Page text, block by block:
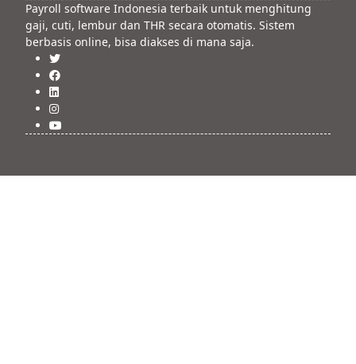
Payroll software Indonesia terbaik untuk menghitung
gaji, cuti, lembur dan THR secara otomatis. Sistem
berbasis online, bisa diakses di mana saja.